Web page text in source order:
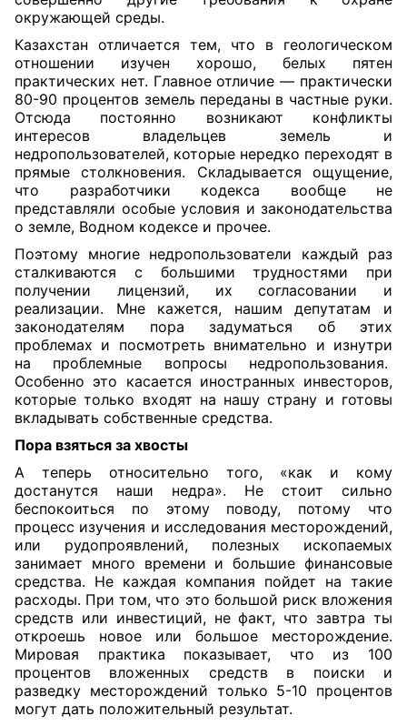
окружающей среды.
Казахстан отличается тем, что в геологическом
отношении изучен хорошо, белых пятен
практических нет. Главное отличие — практически
80-90 процентов земель переданы в частные руки.
Отсюда постоянно возникают конфликты
интересов владельцев земель и
недропользователей, которые нередко переходят в
прямые столкновения. Складывается ощущение,
что разработчики кодекса вообще не
представляли особые условия и законодательства
о земле, Водном кодексе и прочее.
Поэтому многие недропользователи каждый раз
сталкиваются с большими трудностями при
получении лицензий, их согласовании и
реализации. Мне кажется, нашим депутатам и
законодателям пора задуматься об этих
проблемах и посмотреть внимательно и изнутри
на проблемные вопросы недропользования.
Особенно это касается иностранных инвесторов,
которые только входят на нашу страну и готовы
вкладывать собственные средства.
Пора взяться за хвосты
А теперь относительно того, «как и кому
достанутся наши недра». Не стоит сильно
беспокоиться по этому поводу, потому что
процесс изучения и исследования месторождений,
или рудопроявлений, полезных ископаемых
занимает много времени и большие финансовые
средства. Не каждая компания пойдет на такие
расходы. При том, что это большой риск вложения
средств или инвестиций, не факт, что завтра ты
откроешь новое или большое месторождение.
Мировая практика показывает, что из 100
процентов вложенных средств в поиски и
разведку месторождений только 5-10 процентов
могут дать положительный результат.